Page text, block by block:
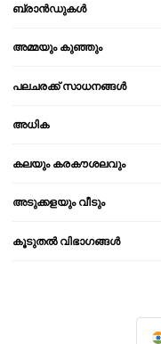
ബ്രാൻഡുകൾ
അമ്മയും കുഞ്ഞും
പലചരക്ക് സാധനങ്ങൾ
അധിക
കലയും കരകൗശലവും
അടുക്കളയും വീടും
കൂടുതൽ വിഭാഗങ്ങൾ